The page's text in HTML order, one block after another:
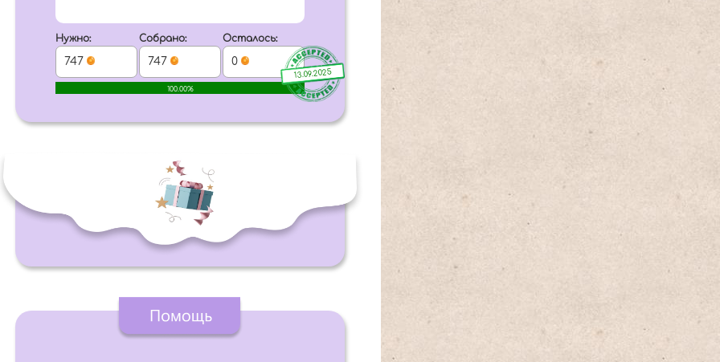
13.09.2025
Нужно:
747
Собрано:
747
Осталось:
0
100.00%